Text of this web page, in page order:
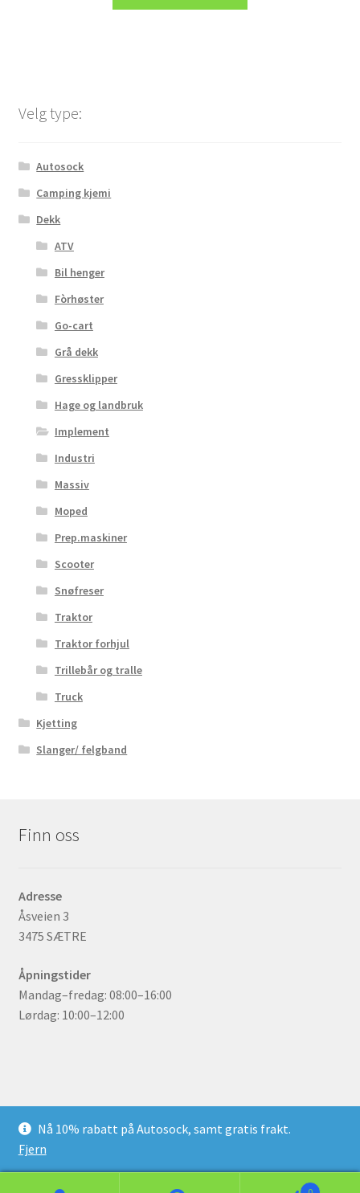
Nå 10% rabatt på Autosock, samt gratis frakt.
Fjern
Velg type:
Autosock
Camping kjemi
Dekk
ATV
Bil henger
Fòrhøster
Go-cart
Grå dekk
Gressklipper
Hage og landbruk
Implement
Industri
Massiv
Moped
Prep.maskiner
Scooter
Snøfreser
Traktor
Traktor forhjul
Trillebår og tralle
Truck
Kjetting
Slanger/ felgband
Finn oss
Adresse
Åsveien 3
3475 SÆTRE
Åpningstider
Mandag–fredag: 08:00–16:00
Lørdag: 10:00–12:00
Bygget med WooCommerce.